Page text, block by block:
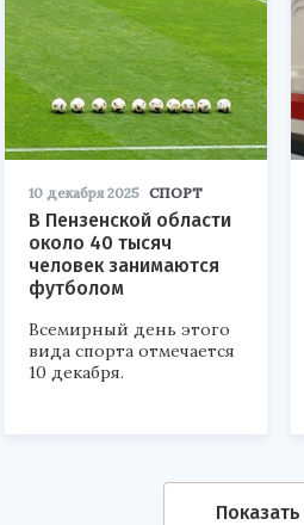
10 декабря 2025 СПОРТ
В Пензенской области
около 40 тысяч
человек занимаются
футболом
Всемирный день этого
вида спорта отмечается
10 декабря.